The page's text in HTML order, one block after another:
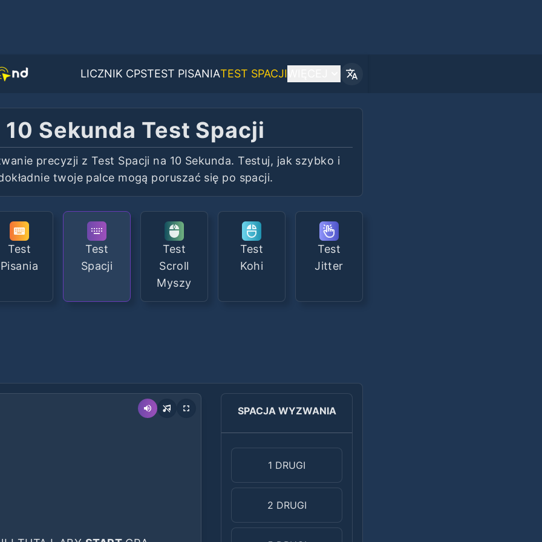
LICZNIK CPSTEST PISANIATEST SPACJI
10 Sekunda Test Spacji
precyzji z Test Spacji na 10 Sekunda. Testuj, jak szybko i
twoje palce mogą poruszać się po spacji.
Test
Pisania
Test
Spacji
Test
Scroll
Myszy
Test
Kohi
Test
Jitter
SPACJA WYZWANIA
1 DRUGI
2 DRUGI